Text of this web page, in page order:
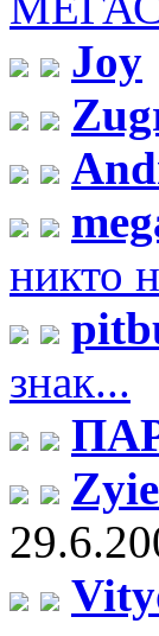
Joy
никто
знак...